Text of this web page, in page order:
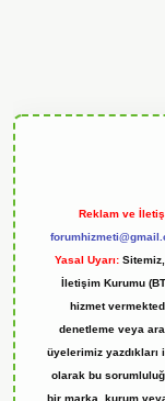
Reklam ve
Yasal Uyarı:
İletişim Kurumu
hizmet
denetleme veya
üyelerimiz
olarak bu
bir marka, kurum